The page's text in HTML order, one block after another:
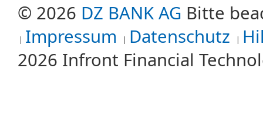
© 2026 DZ BANK AG Bitte
Impressum
Datenschutz
2026 Infront Financial